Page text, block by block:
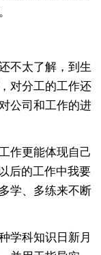
不太了解，到生
对分工的工作还
公司和工作的进
作更能体现自己
后的工作中我要
学、多练来不断
学科知识日新月